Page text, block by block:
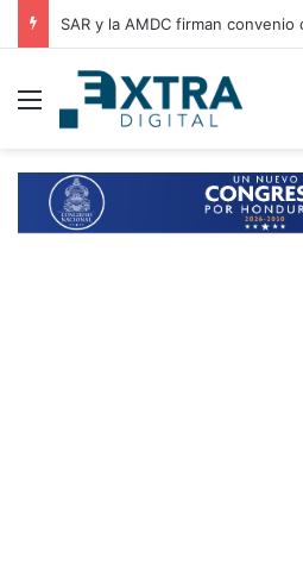
Menu